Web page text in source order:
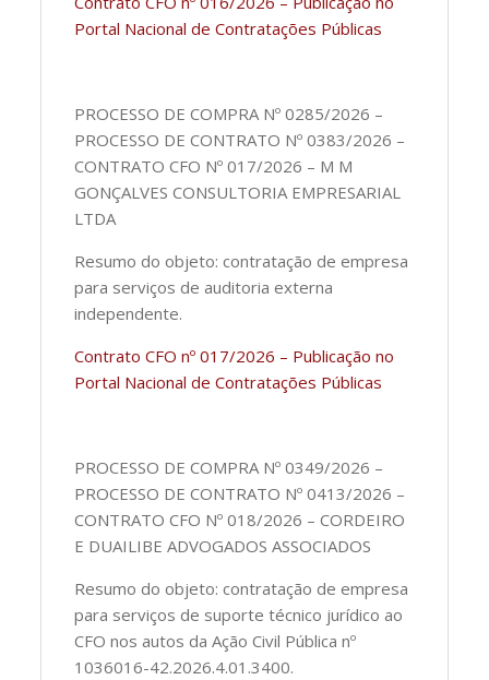
Portal Nacional de Contratações Públicas
PROCESSO DE COMPRA Nº 0285/2026 –
PROCESSO DE CONTRATO Nº 0383/2026 –
CONTRATO CFO Nº 017/2026 – M M
GONÇALVES CONSULTORIA EMPRESARIAL
LTDA
Resumo do objeto: contratação de empresa
para serviços de auditoria externa
independente.
Contrato CFO nº 017/2026 – Publicação no
Portal Nacional de Contratações Públicas
PROCESSO DE COMPRA Nº 0349/2026 –
PROCESSO DE CONTRATO Nº 0413/2026 –
CONTRATO CFO Nº 018/2026 – CORDEIRO
E DUAILIBE ADVOGADOS ASSOCIADOS
Resumo do objeto: contratação de empresa
para serviços de suporte técnico jurídico ao
CFO nos autos da Ação Civil Pública nº
1036016-42.2026.4.01.3400.